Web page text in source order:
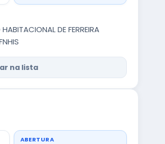
DE FERREIRA
na lista
ABERTURA